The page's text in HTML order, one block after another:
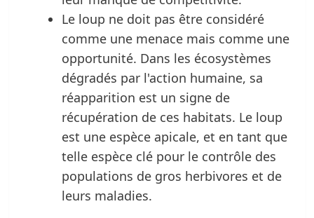
Le loup ne doit pas être considéré
comme une menace mais comme une
opportunité. Dans les écosystèmes
dégradés par l'action humaine, sa
réapparition est un signe de
récupération de ces habitats. Le loup
est une espèce apicale, et en tant que
telle espèce clé pour le contrôle des
populations de gros herbivores et de
leurs maladies.